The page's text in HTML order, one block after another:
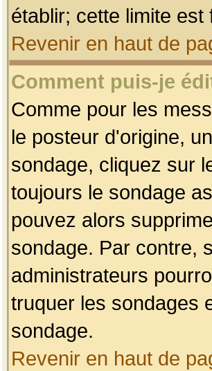
établir; cette limite
Revenir en haut de
Comment puis-je
Comme pour les
le posteur d'origine,
sondage, cliquez sur
toujours le sondage
pouvez alors
sondage. Par contre,
administrateurs
truquer les sondages
sondage.
Revenir en haut de